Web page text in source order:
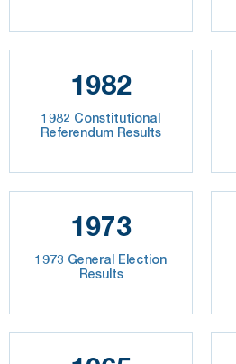
1982
1982 Constitutional
Referendum Results
1973
1973 General Election
Results